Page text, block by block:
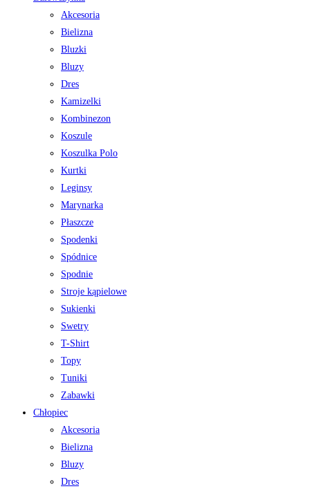
Akcesoria
Bielizna
Bluzki
Bluzy
Dres
Kamizelki
Kombinezon
Koszule
Koszulka Polo
Kurtki
Leginsy
Marynarka
Płaszcze
Spodenki
Spódnice
Spodnie
Stroje kąpielowe
Sukienki
Swetry
T-Shirt
Topy
Tuniki
Zabawki
Chłopiec
Akcesoria
Bielizna
Bluzy
Dres